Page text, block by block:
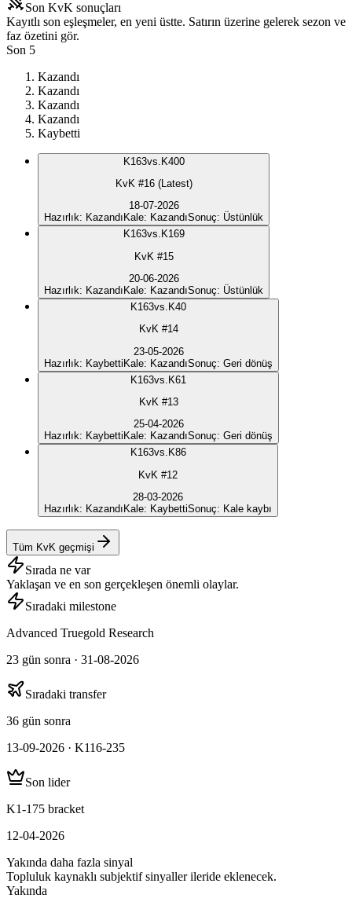
Son KvK sonuçları
Kayıtlı son eşleşmeler, en yeni üstte. Satırın üzerine gelerek sezon ve
faz özetini gör.
Son 5
Kazandı
Kazandı
Kazandı
Kazandı
Kaybetti
K163vs. K400
KvK #16 (Latest)
18-07-2026
Hazırlık: Kazandı Kale: KazandıSonuç: Üstünlük
K163vs. K169
KvK #15
20-06-2026
Hazırlık: Kazandı Kale: KazandıSonuç: Üstünlük
K163vs. K40
KvK #14
23-05-2026
Hazırlık: KaybettiKale: KazandıSonuç: Geri dönüş
K163vs. K61
KvK #13
25-04-2026
Hazırlık: Kaybetti Kale: KazandıSonuç: Geri dönüş
K163vs. K86
KvK #12
28-03-2026
Hazırlık: Kazandı Kale: KaybettiSonuç: Kale kaybı
Tüm KvK geçmişi
Sırada ne var
Yaklaşan ve en son gerçekleşen önemli olaylar.
Sıradaki milestone
Advanced Truegold Research
23 gün sonra · 31-08-2026
Sıradaki transfer
36 gün sonra
13-09-2026 · K116-235
Son lider
K1-175 bracket
12-04-2026
Yakında daha fazla sinyal
Topluluk kaynaklı subjektif sinyaller ileride eklenecek.
Yakında